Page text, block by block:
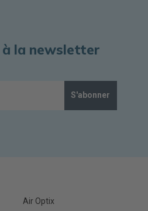
à la newsletter
S'abonner
Air Optix